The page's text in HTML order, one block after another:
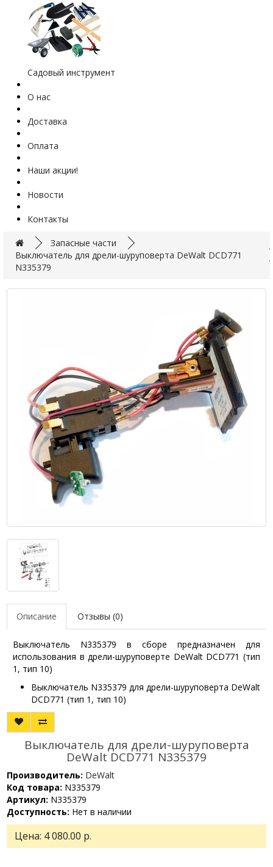
Садовый инструмент
О нас
Доставка
Оплата
Наши акции!
Новости
Контакты
Запасные части
Выключатель для дрели-шуруповерта DeWalt DCD771
N335379
Описание Отзывы (0)
Выключатель N335379 в сборе предназначен для
использования в дрели-шуруповерте DeWalt DCD771 (тип
1, тип 10)
Выключатель N335379 для дрели-шуруповерта DeWalt
DCD771 (тип 1, тип 10)
Выключатель для дрели-шуруповерта
DeWalt DCD771 N335379
Производитель: DeWalt
Код товара: N335379
Артикул: N335379
Доступность: Нет в наличии
Цена: 4 080.00 р.